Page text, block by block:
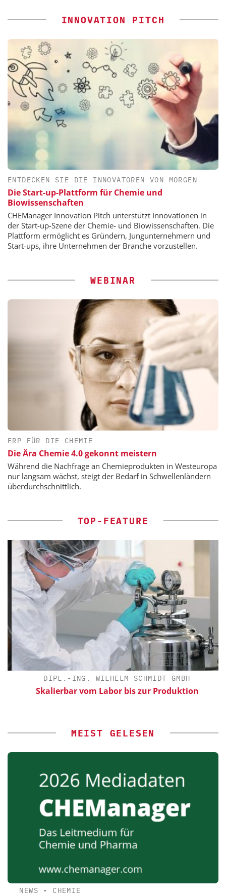
INNOVATION PITCH
ENTDECKEN SIE DIE INNOVATOREN VON MORGEN
Die Start-up-Plattform für Chemie und
Biowissenschaften
CHEManager Innovation Pitch unterstützt Innovationen in
der Start-up-Szene der Chemie- und Biowissenschaften. Die
Plattform ermöglicht es Gründern, Jungunternehmern und
Start-ups, ihre Unternehmen der Branche vorzustellen.
WEBINAR
ERP FÜR DIE CHEMIE
Die Ära Chemie 4.0 gekonnt meistern
Während die Nachfrage an Chemieprodukten in Westeuropa
nur langsam wächst, steigt der Bedarf in Schwellenländern
überdurchschnittlich.
TOP-FEATURE
DIPL.-ING. WILHELM SCHMIDT GMBH
Skalierbar vom Labor bis zur Produktion
MEIST GELESEN
NEWS • CHEMIE